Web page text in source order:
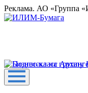
Реклама. АО «Группа